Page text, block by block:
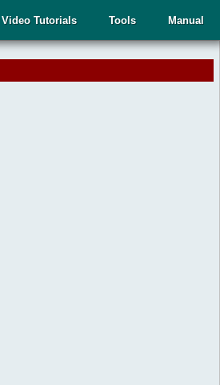
Manual
Tools
Video Tutorials